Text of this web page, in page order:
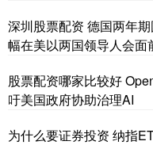
深圳股票配资 德国两年
幅在美以两国领导人会面
股票配资哪家比较好
吁美国政府协助治理AI
为什么要证券投资 纳指